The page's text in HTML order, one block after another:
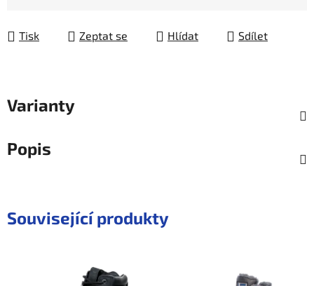
Tisk
Zeptat se Hlídat Sdílet
Varianty
Popis
Související produkty